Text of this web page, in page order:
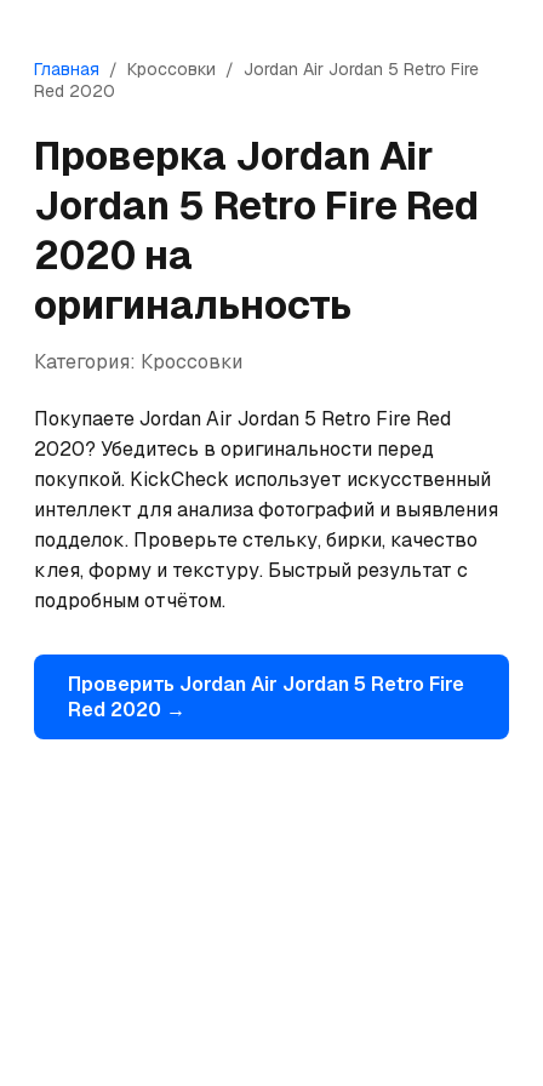
Главная / Кроссовки / Jordan Air Jordan 5 Retro Fire
Red 2020
Проверка Jordan Air
Jordan 5 Retro Fire Red
2020 на
оригинальность
Категория: Кроссовки
Покупаете Jordan Air Jordan 5 Retro Fire Red
2020? Убедитесь в оригинальности перед
покупкой. KickCheck использует искусственный
интеллект для анализа фотографий и выявления
подделок. Проверьте стельку, бирки, качество
клея, форму и текстуру. Быстрый результат с
подробным отчётом.
Проверить JordanAir Jordan 5 Retro Fire
Red 2020 →